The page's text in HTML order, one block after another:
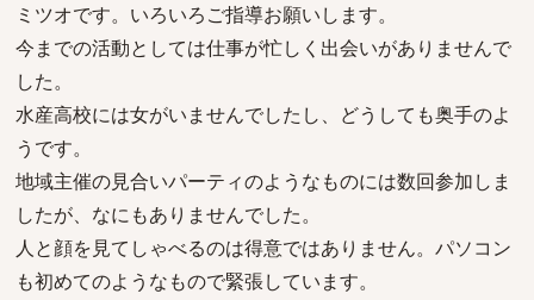
ミツオです。いろいろご指導お願いします。
今までの活動としては仕事が忙しく出会いがありませんで
した。
水産高校には女がいませんでしたし、どうしても奥手のよ
うです。
地域主催の見合いパーティのようなものには数回参加しま
したが、なにもありませんでした。
人と顔を見てしゃべるのは得意ではありません。パソコン
も初めてのようなもので緊張しています。